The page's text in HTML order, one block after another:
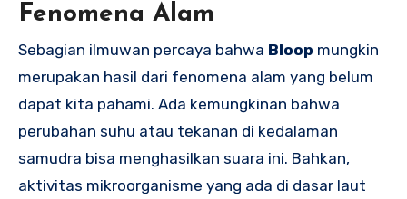
Fenomena Alam
Sebagian ilmuwan percaya bahwa Bloop mungkin
merupakan hasil dari fenomena alam yang belum
dapat kita pahami. Ada kemungkinan bahwa
perubahan suhu atau tekanan di kedalaman
samudra bisa menghasilkan suara ini. Bahkan,
aktivitas mikroorganisme yang ada di dasar laut